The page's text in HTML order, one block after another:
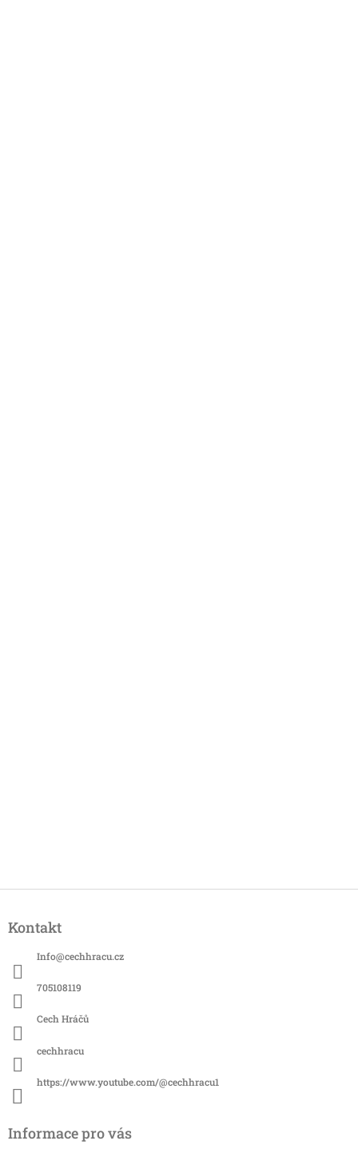
pKontakt
Info@cechhracu.cz
705108119
Cech Hráčů
cechhracu
https://www.youtube.com/@cechhracu1
Informace pro vás